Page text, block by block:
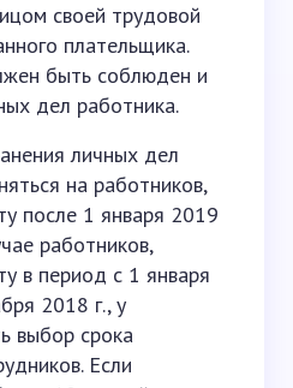
своей трудовой
плательщика.
быть соблюден и
дел работника.
личных дел
на работников,
после 1 января 2019
работников,
в период с 1 января
2018 г., у
выбор срока
Если